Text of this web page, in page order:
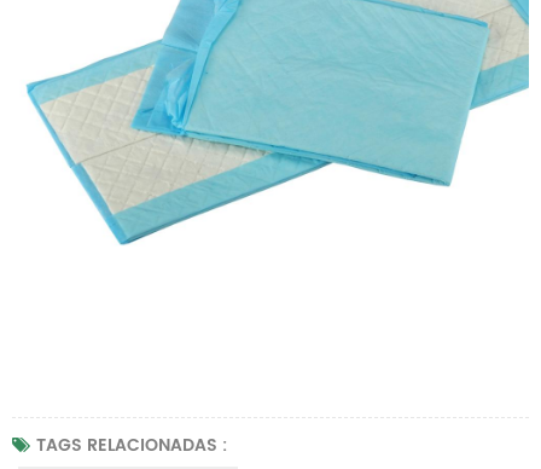
TAGS RELACIONADAS :